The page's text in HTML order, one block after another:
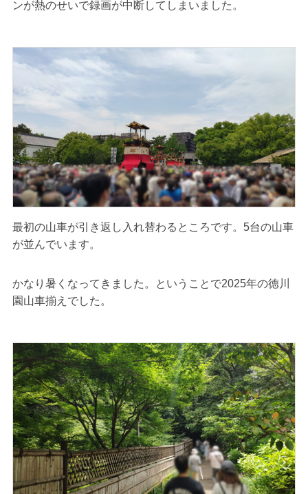
ンが熱のせいで録画が中断してしまいました。
最初の山車が引き返し入れ替わるところです。5台の山車
が並んでいます。
かなり暑くなってきました。ということで2025年の徳川
園山車揃えでした。